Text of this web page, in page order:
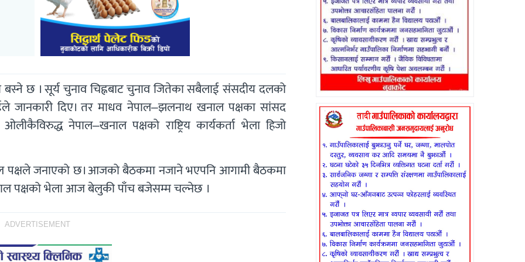
बस्ने छ । सूर्य चुनाव चिह्नबाट चुनाव जितेका सबैलाई संसदीय दलको
जानकारी दिए। तर माधव नेपाल–झलनाथ खनाल पक्षका सांसद
नेपाल–खनाल पक्षको राष्ट्रिय कार्यकर्ता भेला हिजो
पक्षले जनाएको छ। आजको बैठकमा नजाने भएपनि आगामी बैठकमा
पक्षको भेला आज बेलुकी पाँच बजेसम्म चल्नेछ ।
ADVERTISEMENT